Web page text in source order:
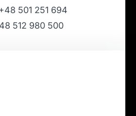
501 251 694
512 980 500